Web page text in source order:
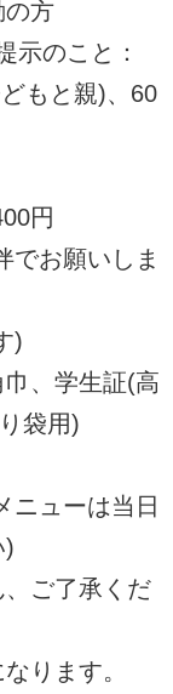
方
示のこと：
もと親)、60
円
でお願いしま
)
、学生証(高
袋用)
ニューは当日
)
ご了承くだ
ります。